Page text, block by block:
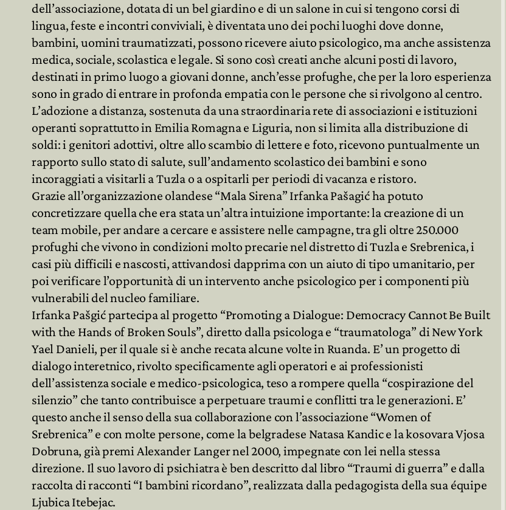
dell’associazione, dotata di un bel giardino e di un salone in cui si tengono corsi di
lingua, feste e incontri conviviali, è diventata uno dei pochi luoghi dove donne,
bambini, uomini traumatizzati, possono ricevere aiuto psicologico, ma anche assistenza
medica, sociale, scolastica e legale. Si sono così creati anche alcuni posti di lavoro,
destinati in primo luogo a giovani donne, anch’esse profughe, che per la loro esperienza
sono in grado di entrare in profonda empatia con le persone che si rivolgono al centro.
L’adozione a distanza, sostenuta da una straordinaria rete di associazioni e istituzioni
operanti soprattutto in Emilia Romagna e Liguria, non si limita alla distribuzione di
soldi: i genitori adottivi, oltre allo scambio di lettere e foto, ricevono puntualmente un
rapporto sullo stato di salute, sull’andamento scolastico dei bambini e sono
incoraggiati a visitarli a Tuzla o a ospitarli per periodi di vacanza e ristoro.
Grazie all’organizzazione olandese “Mala Sirena” Irfanka Pašagić ha potuto
concretizzare quella che era stata un’altra intuizione importante: la creazione di un
team mobile, per andare a cercare e assistere nelle campagne, tra gli oltre 250.000
profughi che vivono in condizioni molto precarie nel distretto di Tuzla e Srebrenica, i
casi più difficili e nascosti, attivandosi dapprima con un aiuto di tipo umanitario, per
poi verificare l’opportunità di un intervento anche psicologico per i componenti più
vulnerabili del nucleo familiare.
Irfanka Pašgić partecipa al progetto “Promoting a Dialogue: Democracy Cannot Be Built
with the Hands of Broken Souls”, diretto dalla psicologa e “traumatologa” di New York
Yael Danieli, per il quale si è anche recata alcune volte in Ruanda. E’ un progetto di
dialogo interetnico, rivolto specificamente agli operatori e ai professionisti
dell’assistenza sociale e medico-psicologica, teso a rompere quella “cospirazione del
silenzio” che tanto contribuisce a perpetuare traumi e conflitti tra le generazioni. E’
questo anche il senso della sua collaborazione con l’associazione “Women of
Srebrenica” e con molte persone, come la belgradese Natasa Kandic e la kosovara Vjosa
Dobruna, già premi Alexander Langer nel 2000, impegnate con lei nella stessa
direzione. Il suo lavoro di psichiatra è ben descritto dal libro “Traumi di guerra” e dalla
raccolta di racconti “I bambini ricordano”, realizzata dalla pedagogista della sua équipe
Ljubica Itebejac.